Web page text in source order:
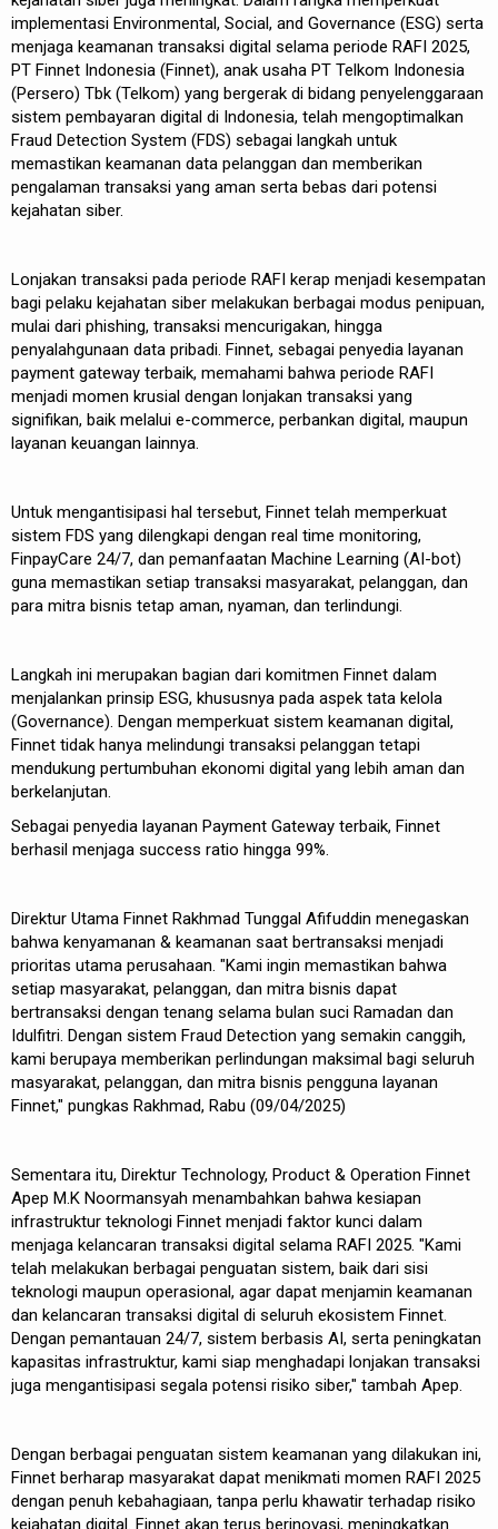
implementasi Environmental, Social, and Governance (ESG) serta
menjaga keamanan transaksi digital selama periode RAFI 2025,
PT Finnet Indonesia (Finnet), anak usaha PT Telkom Indonesia
(Persero) Tbk (Telkom) yang bergerak di bidang penyelenggaraan
sistem pembayaran digital di Indonesia, telah mengoptimalkan
Fraud Detection System (FDS) sebagai langkah untuk
memastikan keamanan data pelanggan dan memberikan
pengalaman transaksi yang aman serta bebas dari potensi
kejahatan siber.
Lonjakan transaksi pada periode RAFI kerap menjadi kesempatan
bagi pelaku kejahatan siber melakukan berbagai modus penipuan,
mulai dari phishing, transaksi mencurigakan, hingga
penyalahgunaan data pribadi. Finnet, sebagai penyedia layanan
payment gateway terbaik, memahami bahwa periode RAFI
menjadi momen krusial dengan lonjakan transaksi yang
signifikan, baik melalui e-commerce, perbankan digital, maupun
layanan keuangan lainnya.
Untuk mengantisipasi hal tersebut, Finnet telah memperkuat
sistem FDS yang dilengkapi dengan real time monitoring,
FinpayCare 24/7, dan pemanfaatan Machine Learning (AI-bot)
guna memastikan setiap transaksi masyarakat, pelanggan, dan
para mitra bisnis tetap aman, nyaman, dan terlindungi.
Langkah ini merupakan bagian dari komitmen Finnet dalam
menjalankan prinsip ESG, khususnya pada aspek tata kelola
(Governance). Dengan memperkuat sistem keamanan digital,
Finnet tidak hanya melindungi transaksi pelanggan tetapi
mendukung pertumbuhan ekonomi digital yang lebih aman dan
berkelanjutan.
Sebagai penyedia layanan Payment Gateway terbaik, Finnet
berhasil menjaga success ratio hingga 99%.
Direktur Utama Finnet Rakhmad Tunggal Afifuddin menegaskan
bahwa kenyamanan & keamanan saat bertransaksi menjadi
prioritas utama perusahaan. "Kami ingin memastikan bahwa
setiap masyarakat, pelanggan, dan mitra bisnis dapat
bertransaksi dengan tenang selama bulan suci Ramadan dan
Idulfitri. Dengan sistem Fraud Detection yang semakin canggih,
kami berupaya memberikan perlindungan maksimal bagi seluruh
masyarakat, pelanggan, dan mitra bisnis pengguna layanan
Finnet," pungkas Rakhmad, Rabu (09/04/2025)
Sementara itu, Direktur Technology, Product & Operation Finnet
Apep M.K Noormansyah menambahkan bahwa kesiapan
infrastruktur teknologi Finnet menjadi faktor kunci dalam
menjaga kelancaran transaksi digital selama RAFI 2025. "Kami
telah melakukan berbagai penguatan sistem, baik dari sisi
teknologi maupun operasional, agar dapat menjamin keamanan
dan kelancaran transaksi digital di seluruh ekosistem Finnet.
Dengan pemantauan 24/7, sistem berbasis AI, serta peningkatan
kapasitas infrastruktur, kami siap menghadapi lonjakan transaksi
juga mengantisipasi segala potensi risiko siber," tambah Apep.
Dengan berbagai penguatan sistem keamanan yang dilakukan ini,
Finnet berharap masyarakat dapat menikmati momen RAFI 2025
dengan penuh kebahagiaan, tanpa perlu khawatir terhadap risiko
kejahatan digital. Finnet akan terus berinovasi, meningkatkan